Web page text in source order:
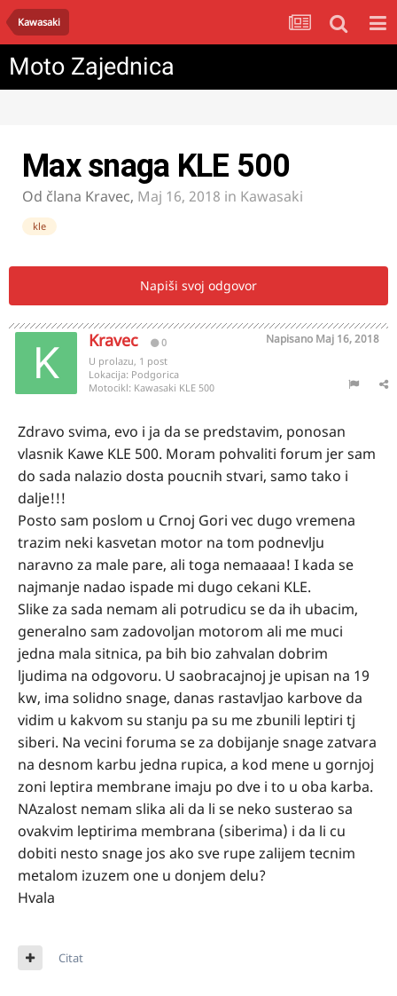
Kawasaki
Moto Zajednica
Max snaga KLE 500
Od člana Kravec, Maj 16, 2018 in Kawasaki
kle
Napiši svoj odgovor
Kravec 0 Napisano Maj 16, 2018
U prolazu, 1 post
Lokacija: Podgorica
Motocikl: Kawasaki KLE 500
Zdravo svima, evo i ja da se predstavim, ponosan
vlasnik Kawe KLE 500. Moram pohvaliti forum jer sam
do sada nalazio dosta poucnih stvari, samo tako i
dalje!!!
Posto sam poslom u Crnoj Gori vec dugo vremena
trazim neki kasvetan motor na tom podnevlju
naravno za male pare, ali toga nemaaaa! I kada se
najmanje nadao ispade mi dugo cekani KLE.
Slike za sada nemam ali potrudicu se da ih ubacim,
generalno sam zadovoljan motorom ali me muci
jedna mala sitnica, pa bih bio zahvalan dobrim
ljudima na odgovoru. U saobracajnoj je upisan na 19
kw, ima solidno snage, danas rastavljao karbove da
vidim u kakvom su stanju pa su me zbunili leptiri tj
siberi. Na vecini foruma se za dobijanje snage zatvara
na desnom karbu jedna rupica, a kod mene u gornjoj
zoni leptira membrane imaju po dve i to u oba karba.
NAzalost nemam slika ali da li se neko susterao sa
ovakvim leptirima membrana (siberima) i da li cu
dobiti nesto snage jos ako sve rupe zalijem tecnim
metalom izuzem one u donjem delu?
Hvala
Citat